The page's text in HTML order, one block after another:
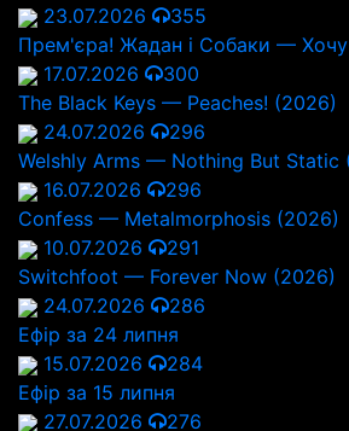
23.07.2026
355
Прем'єра! Жадан і Собаки — Хочу
17.07.2026
300
The Black Keys — Peaches! (2026)
24.07.2026
296
Welshly Arms — Nothing But Static
16.07.2026
296
Confess — Metalmorphosis (2026)
10.07.2026
291
Switchfoot — Forever Now (2026)
24.07.2026
286
Ефір за 24 липня
15.07.2026
284
Ефір за 15 липня
27.07.2026
276